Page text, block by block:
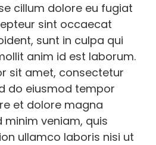
cillum dolore eu fugiat
sint occaecat
sunt in culpa qui
anim id est laborum.
sit amet, consectetur
do eiusmod tempor
et dolore magna
minim veniam, quis
ullamco laboris nisi ut